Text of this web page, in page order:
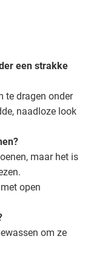
een strakke
te dragen onder
naadloze look
maar het is
open
om ze